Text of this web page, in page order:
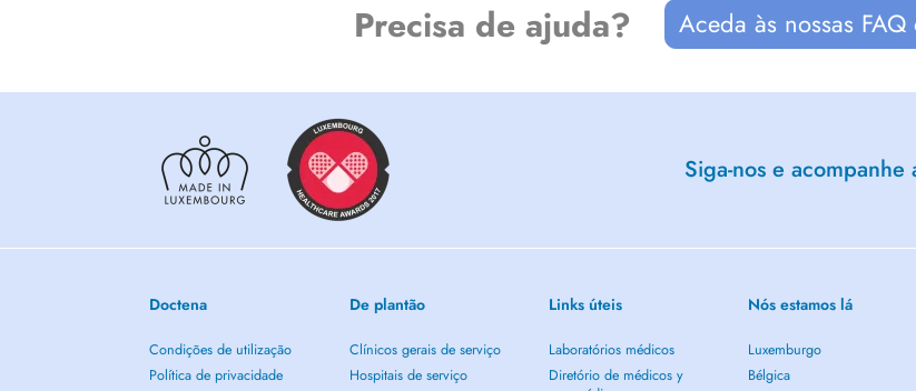
Precisa de ajuda? Aceda às nossas
Siga-nos e acompanhe
Doctena
Condições de utilização
Política de privacidade
De plantão
Clínicos gerais de serviço
Hospitais de serviço
Links úteis
Laboratórios médicos
Diretório de médicos y
Nós estamos lá
Luxemburgo
Bélgica